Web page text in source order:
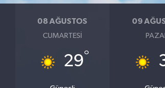
08 AĞUSTOS
CUMARTESI
29°
09